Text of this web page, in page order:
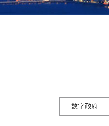
数字政府